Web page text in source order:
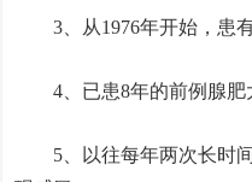
3、从1976年开始，患
4、已患8年的前例腺肥
5、以往每年两次长时